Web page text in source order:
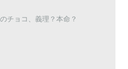
チョコ、義理？本命？